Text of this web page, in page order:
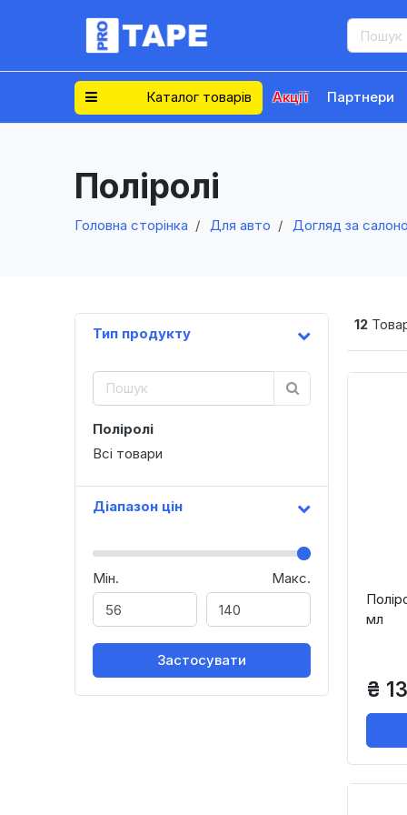
Каталог товарів Акції Партнери
Поліролі
Головна сторінка Для авто Догляд за
Тип продукту
Поліролі
Всі товари
Діапазон цін
Мін. Макс.
Застосувати
12
мл
₴